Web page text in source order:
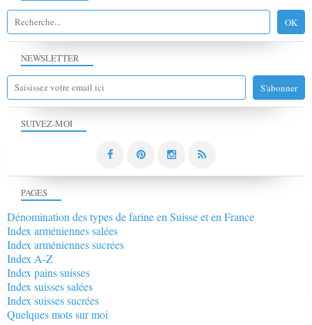
NEWSLETTER
SUIVEZ-MOI
PAGES
Dénomination des types de farine en Suisse et en France
Index arméniennes salées
Index arméniennes sucrées
Index A-Z
Index pains suisses
Index suisses salées
Index suisses sucrées
Quelques mots sur moi